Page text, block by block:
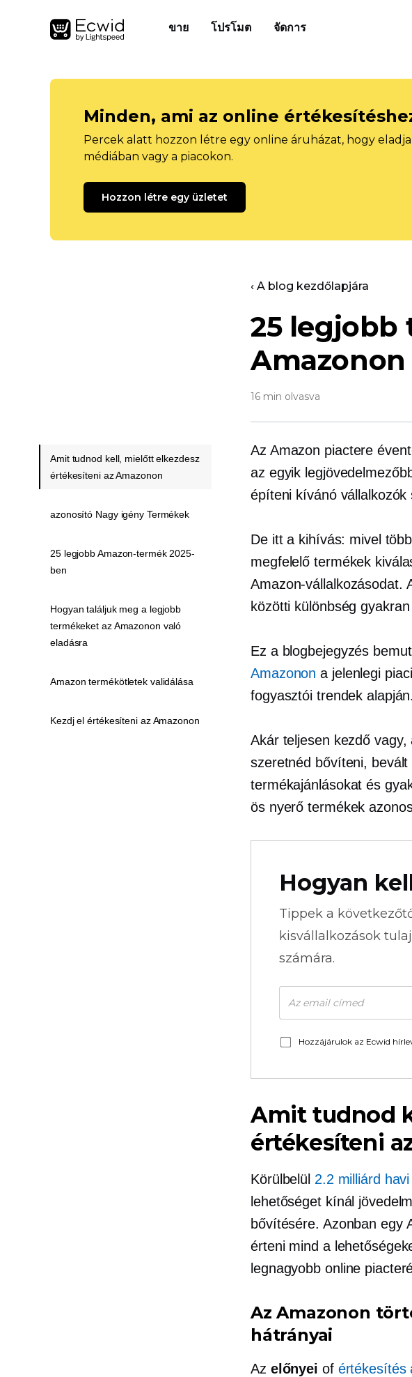
ขาย โปรโมต จัดการ
Minden, ami az online
Percek alatt hozzon létre egy online áruházat, hogy eladja
médiában vagy a piacokon.
Hozzon létre egy üzletet
‹ A blog kezdőlapjára
25 legjobb
16 min olvasva
Az Amazon piactere
az egyik
építeni kívánó vállalkozók
De itt a kihívás: mivel
megfelelő termékek
Amazon-vállalkozásodat.
közötti különbség
Ez a blogbejegyzés
Amazonon a jelenlegi
fogyasztói trendek alapján.
Akár teljesen kezdő
szeretnéd bővíteni,
termékajánlásokat és
ös nyerő termékek
Hogyan
Tippek a
kisvállalkozások
számára.
Hozzájárulok az Ecwid
Amit tudnod
értékesíteni
Körülbelül 2.2 milliárd
lehetőséget kínál
bővítésére. Azonban egy
érteni mind a
legnagyobb online
Az Amazonon
hátrányai
Az előnyei of értékesítés
Amit tudnod kell, mielőtt elkezdesz
értékesíteni az Amazonon
azonosító Nagy igény Termékek
25 legjobb Amazon-termék 2025-
ben
Hogyan találjuk meg a legjobb
termékeket az Amazonon való
eladásra
Amazon termékötletek validálása
Kezdj el értékesíteni az Amazonon